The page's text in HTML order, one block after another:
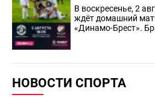
В воскресенье, 2
ждёт домашний
«Динамо-Брест».
НОВОСТИ СПОРТА